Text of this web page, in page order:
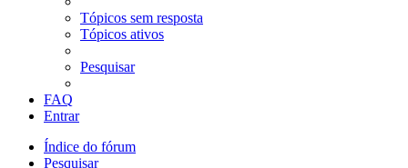
Tópicos sem resposta
Tópicos ativos
Pesquisar
FAQ
Entrar
Índice do fórum
Pesquisar